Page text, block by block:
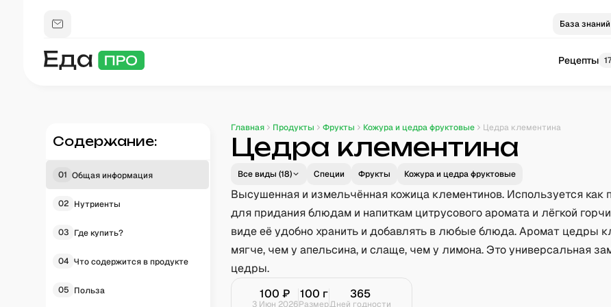
База знаний
Рецепты
Содержание:
01 Общая информация
02 Нутриенты
03 Где купить?
04 Что содержится в продукте
05 Польза
Главная Продукты Фрукты Кожура и цедра фруктовые Цедра клементина
Цедра клементина
Все виды (18) Специи Фрукты Кожура и цедра фруктовые
Высушенная и измельчённая кожица клементинов. Используется как
для придания блюдам и напиткам цитрусового аромата и лёгкой
виде её удобно хранить и добавлять в любые блюда. Аромат цедры
мягче, чем у апельсина, и слаще, чем у лимона. Это универсальная
цедры.
100 ₽
3 Июн 2026
100 г
Размер
365
Дней годности